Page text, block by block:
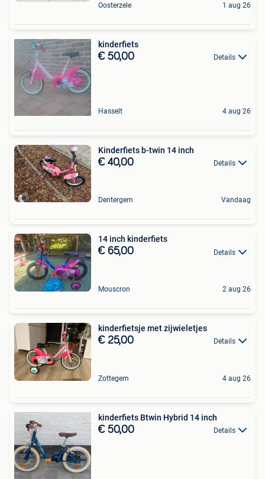
Oosterzele 1 aug 26
kinderfiets
€ 50,00 Details
Hasselt 4 aug 26
Kinderfiets b-twin 14 inch
€ 40,00 Details
Dentergem Vandaag
14 inch kinderfiets
€ 65,00 Details
Mouscron 2 aug 26
kinderfietsje met zijwieletjes
€ 25,00 Details
Zottegem 4 aug 26
kinderfiets Btwin Hybrid 14 inch
€ 50,00 Details